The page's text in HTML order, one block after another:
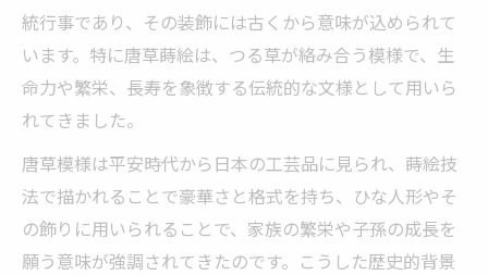
統行事であり、その装飾には古くから意味が込められて
います。特に唐草蒔絵は、つる草が絡み合う模様で、生
命力や繁栄、長寿を象徴する伝統的な文様として用いら
れてきました。
唐草模様は平安時代から日本の工芸品に見られ、蒔絵技
法で描かれることで豪華さと格式を持ち、ひな人形やそ
の飾りに用いられることで、家族の繁栄や子孫の成長を
願う意味が強調されてきたのです。こうした歴史的背景